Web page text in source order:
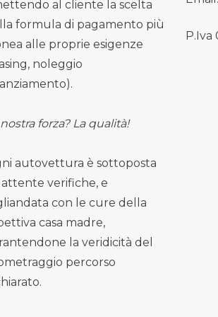
al cliente la scelta
formula di pagamento più
alle proprie esigenze
noleggio
forza? La qualità!
autovettura è sottoposta
verifiche, e
con le cure della
casa madre,
la veridicità del
percorso
P.Iva